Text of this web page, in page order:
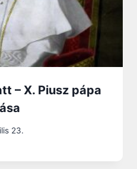
– X. Piusz pápa
23.